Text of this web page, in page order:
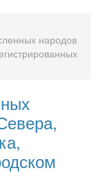
народов